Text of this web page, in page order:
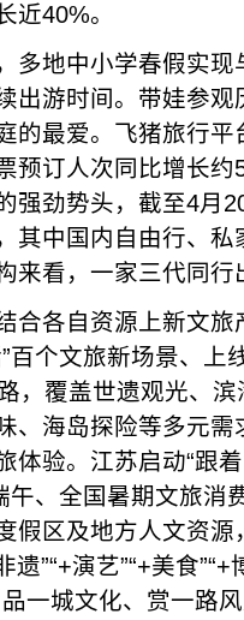
近40%。
多地中小学春假实现
出游时间。带娃参
的最爱。飞猪旅行
预订人次同比增长
强劲势头，截至4月
其中国内自由行、
来看，一家三代同
合各自资源上新文旅
百个文旅新场景、上
，覆盖世遗观光、
、海岛探险等多元
体验。江苏启动“跟
午、全国暑期文旅消
假区及地方人文资
”“+演艺”“+美食
一城文化、赏一路